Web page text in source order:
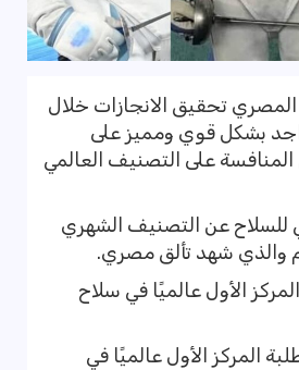
تحقيق الانجازات خلال
بشكل قوي ومميز على
المنافسة على التصنيف العالمي
للسلاح عن التصنيف الشهري
الأول عالميًا في سلاح
المركز الأول عالميًا في